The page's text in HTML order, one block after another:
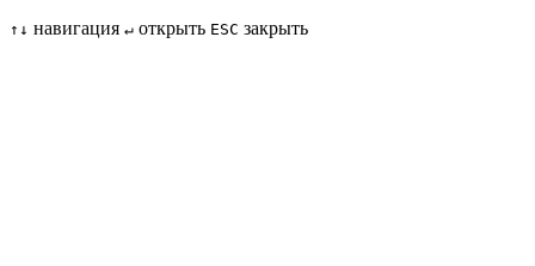
↑ ↓ навигация ↵ открыть ESC закрыть